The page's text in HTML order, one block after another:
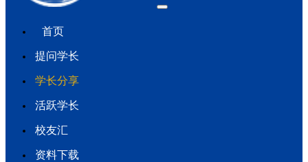
首页
提问学长
学长分享
活跃学长
校友汇
资料下载